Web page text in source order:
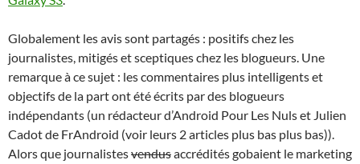
Globalement les avis sont partagés : positifs chez les
journalistes, mitigés et sceptiques chez les blogueurs. Une
remarque à ce sujet : les commentaires plus intelligents et
objectifs de la part ont été écrits par des blogueurs
indépendants (un rédacteur d’Android Pour Les Nuls et Julien
Cadot de FrAndroid (voir leurs 2 articles plus bas plus bas)).
Alors que journalistesvendusaccrédités gobaient le marketing